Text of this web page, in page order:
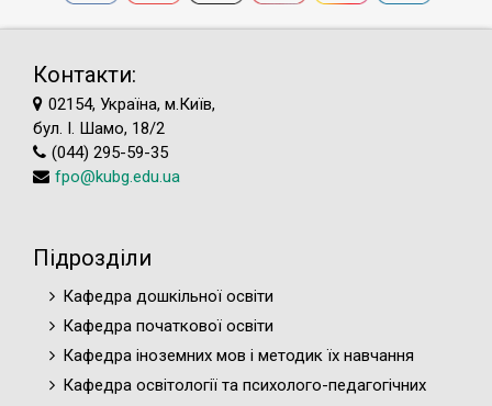
Контакти:
02154, Україна, м.Київ,
бул. І. Шамо, 18/2
(044) 295-59-35
fpo@kubg.edu.ua
Підрозділи
Кафедра дошкільної освіти
Кафедра початкової освіти
Кафедра іноземних мов і методик їх навчання
Кафедра освітології та психолого-педагогічних